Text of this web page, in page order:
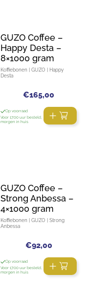
GUZO Coffee –
Happy Desta –
8×1000 gram
Koffiebonen | GUZO | Happy
Desta
€165,00
Op voorraad
Voor 17:00 uur besteld,
morgen in huis
GUZO Coffee –
Strong Anbessa –
4×1000 gram
Koffiebonen | GUZO | Strong
Anbessa
€92,00
Op voorraad
Voor 17:00 uur besteld,
morgen in huis